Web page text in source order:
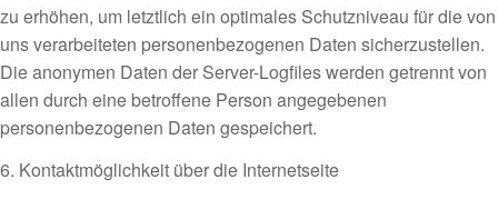
zu erhöhen, um letztlich ein optimales Schutzniveau für die von
uns verarbeiteten personenbezogenen Daten sicherzustellen.
Die anonymen Daten der Server-Logfiles werden getrennt von
allen durch eine betroffene Person angegebenen
personenbezogenen Daten gespeichert.
6. Kontaktmöglichkeit über die Internetseite